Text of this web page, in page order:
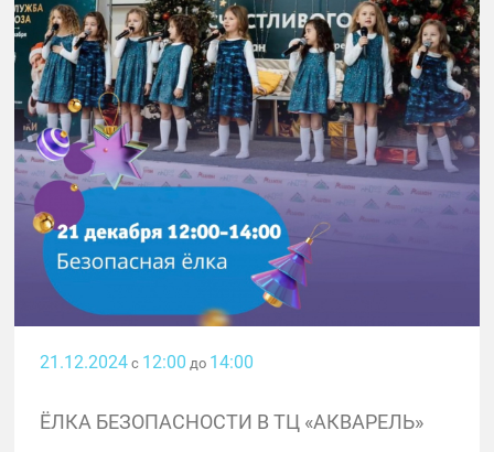
21.12.2024с 12:00 до 14:00
ЁЛКА БЕЗОПАСНОСТИ В ТЦ «АКВАРЕЛЬ»